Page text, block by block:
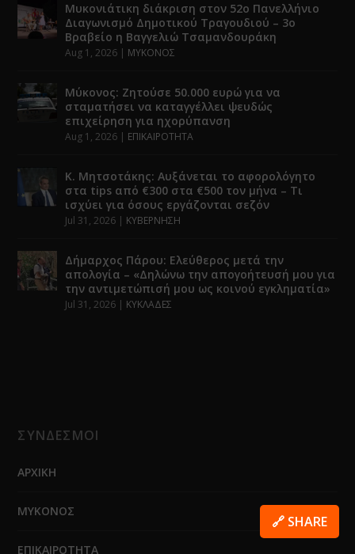
Μυκονιάτικη διάκριση στον 52ο Πανελλήνιο
Διαγωνισμό Δημοτικού Τραγουδιού – 3ο
Βραβείο η Βαγγελιώ Τσαμανδουράκη
Aug 1, 2026 | ΜΥΚΟΝΟΣ
Μύκονος: Ζητούσε 50.000 ευρώ για να
σταματήσει να καταγγέλλει ψευδώς
επιχείρηση για ηχορύπανση
Aug 1, 2026 | ΕΠΙΚΑΙΡΟΤΗΤΑ
Κ. Μητσοτάκης: Αυξάνεται το αφορολόγητο
στα tips από €300 στα €500 τον μήνα – Τι
ισχύει για όσους εργάζονται σεζόν
Jul 31, 2026 | ΚΥΒΕΡΝΗΣΗ
Δήμαρχος Πάρου: Ελεύθερος μετά την
απολογία – «Δηλώνω την απογοήτευσή μου για
την αντιμετώπισή μου ως κοινού εγκληματία»
Jul 31, 2026 | ΚΥΚΛΑΔΕΣ
ΣΥΝΔΕΣΜΟΙ
ΑΡΧΙΚΗ
ΜΥΚΟΝΟΣ
ΕΠΙΚΑΙΡΟΤΗΤΑ
🔗 SHARE